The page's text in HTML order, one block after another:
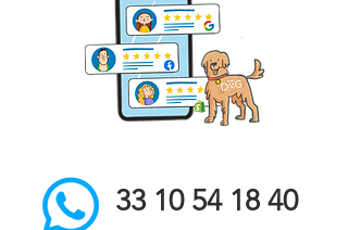
el mejor entrenador de
perros a domicilio qro ver
pue gdl cdmx mty cdmx
modest dog adiestramiento
33 10 54 18 40